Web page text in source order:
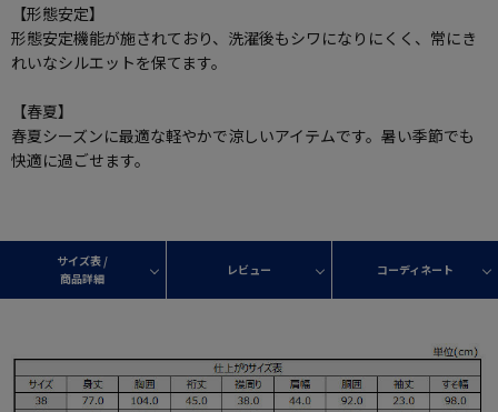
【形態安定】
形態安定機能が施されており、洗濯後もシワになりにくく、常にき
れいなシルエットを保てます。
【春夏】
春夏シーズンに最適な軽やかで涼しいアイテムです。暑い季節でも
快適に過ごせます。
サイズ表 /
商品詳細
レビュー コーディネート